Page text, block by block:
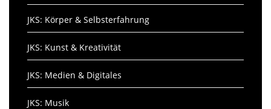
JKS: Körper & Selbsterfahrung
JKS: Kunst & Kreativität
JKS: Medien & Digitales
JKS: Musik